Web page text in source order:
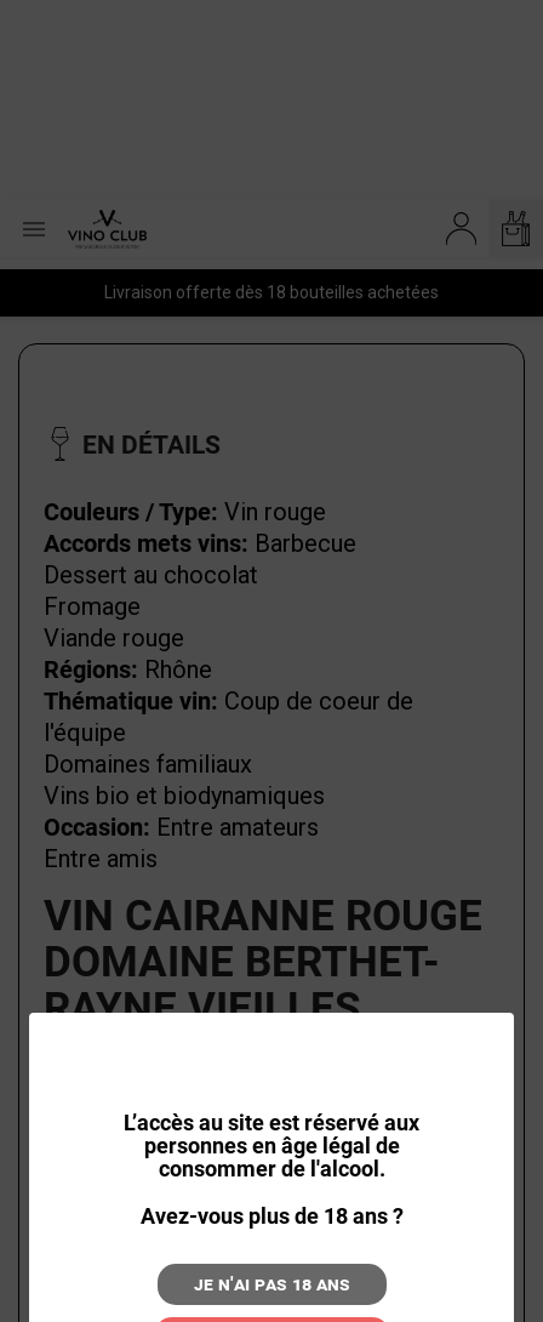
L’accès au site est réservé aux
personnes en âge légal de
consommer de l'alcool.
Avez-vous plus de 18 ans ?
Je n'ai pas 18 ans

Livraison offerte dès 18 bouteilles achetées
VIN CAIRANNE ROUGE
DOMAINE BERTHET-
RAYNE VIEILLES
EN DÉTAILS
Couleurs / Type: Vin rouge
Accords mets vins: Barbecue
Dessert au chocolat
Fromage
Viande rouge
Régions: Rhône
Thématique vin: Coup de coeur de
l'équipe
Domaines familiaux
Vins bio et biodynamiques
Occasion: Entre amateurs
Entre amis